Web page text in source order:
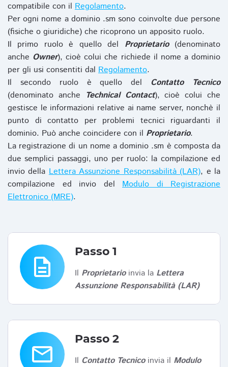
compatibile con il Regolamento.
Per ogni nome a dominio .sm sono coinvolte due persone
(fisiche o giuridiche) che ricoprono un apposito ruolo.
Il primo ruolo è quello del Proprietario(denominato
anche Owner), cioè colui che richiede il nome a dominio
per gli usi consentiti dal Regolamento.
Il secondo ruolo è quello del Contatto Tecnico
(denominato anche Technical Contact), cioè colui che
gestisce le informazioni relative ai name server, nonchè il
punto di contatto per problemi tecnici riguardanti il
dominio. Può anche coincidere con il Proprietario.
La registrazione di un nome a dominio .sm è composta da
due semplici passaggi, uno per ruolo: la compilazione ed
invio dellaLettera Assunzione Responsabilità (LAR), e la
compilazione ed invio del Modulo di Registrazione
Elettronico (MRE).
description
Passo 1
Il Proprietarioinvia la Lettera
Assunzione Responsabilità (LAR)
email
Passo 2
Il Contatto Tecnicoinvia il Modulo